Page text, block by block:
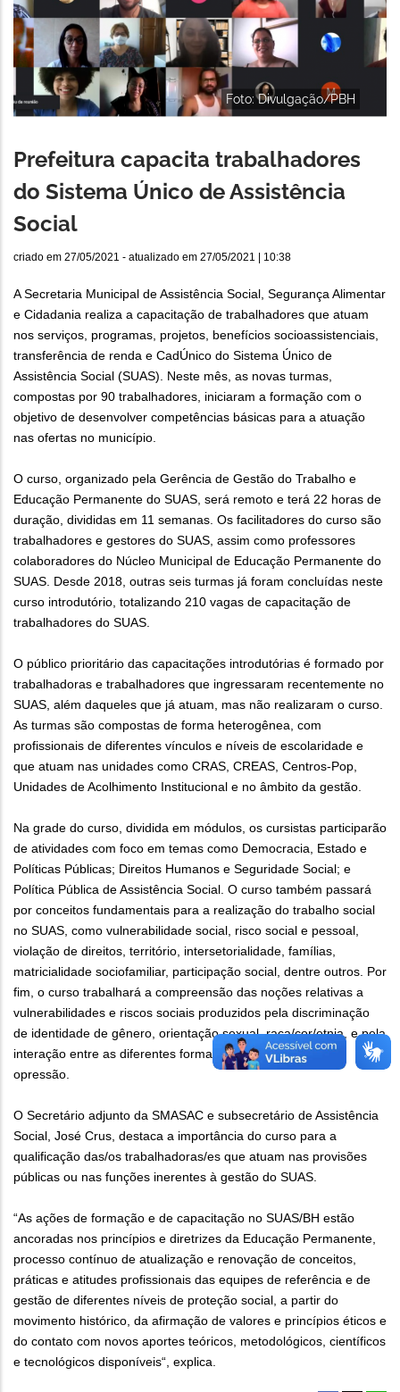
Foto: Divulgação/PBH
Prefeitura capacita trabalhadores
do Sistema Único de Assistência
Social
criado em 27/05/2021 - atualizado em 27/05/2021 | 10:38
A Secretaria Municipal de Assistência Social, Segurança Alimentar
e Cidadania realiza a capacitação de trabalhadores que atuam
nos serviços, programas, projetos, benefícios socioassistenciais,
transferência de renda e CadÚnico do Sistema Único de
Assistência Social (SUAS). Neste mês, as novas turmas,
compostas por 90 trabalhadores, iniciaram a formação com o
objetivo de desenvolver competências básicas para a atuação
nas ofertas no município.
O curso, organizado pela Gerência de Gestão do Trabalho e
Educação Permanente do SUAS, será remoto e terá 22 horas de
duração, divididas em 11 semanas. Os facilitadores do curso são
trabalhadores e gestores do SUAS, assim como professores
colaboradores do Núcleo Municipal de Educação Permanente do
SUAS. Desde 2018, outras seis turmas já foram concluídas neste
curso introdutório, totalizando 210 vagas de capacitação de
trabalhadores do SUAS.
O público prioritário das capacitações introdutórias é formado por
trabalhadoras e trabalhadores que ingressaram recentemente no
SUAS, além daqueles que já atuam, mas não realizaram o curso.
As turmas são compostas de forma heterogênea, com
profissionais de diferentes vínculos e níveis de escolaridade e
que atuam nas unidades como CRAS, CREAS, Centros-Pop,
Unidades de Acolhimento Institucional e no âmbito da gestão.
Na grade do curso, dividida em módulos, os cursistas participarão
de atividades com foco em temas como Democracia, Estado e
Políticas Públicas; Direitos Humanos e Seguridade Social; e
Política Pública de Assistência Social. O curso também passará
por conceitos fundamentais para a realização do trabalho social
no SUAS, como vulnerabilidade social, risco social e pessoal,
violação de direitos, território, intersetorialidade, famílias,
matricialidade sociofamiliar, participação social, dentre outros. Por
fim, o curso trabalhará a compreensão das noções relativas a
vulnerabilidades e riscos sociais produzidos pela discriminação
de identidade de gênero, orientação sexual, raça/cor/etnia, e pela
interação entre as diferentes formas de subordinação e
opressão.
O Secretário adjunto da SMASAC e subsecretário de Assistência
Social, José Crus, destaca a importância do curso para a
qualificação das/os trabalhadoras/es que atuam nas provisões
públicas ou nas funções inerentes à gestão do SUAS.
“As ações de formação e de capacitação no SUAS/BH estão
ancoradas nos princípios e diretrizes da Educação Permanente,
processo contínuo de atualização e renovação de conceitos,
práticas e atitudes profissionais das equipes de referência e de
gestão de diferentes níveis de proteção social, a partir do
movimento histórico, da afirmação de valores e princípios éticos e
do contato com novos aportes teóricos, metodológicos, científicos
e tecnológicos disponíveis“, explica.